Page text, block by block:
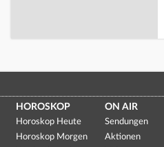
HOROSKOP
Horoskop Heute
Horoskop Morgen
ON AIR
Sendungen
Aktionen